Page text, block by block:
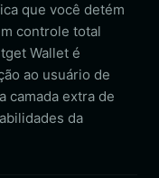
que você detém
controle total
Wallet é
ao usuário de
camada extra de
da